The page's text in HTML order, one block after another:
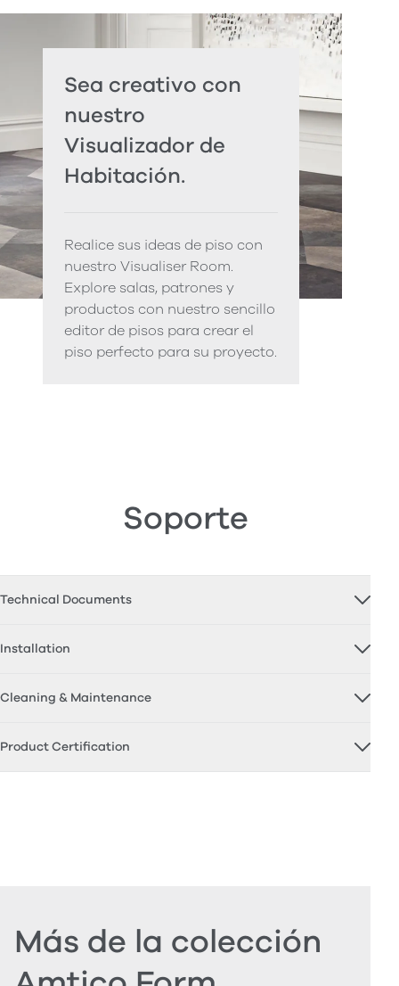
Sea creativo con
nuestro
Visualizador de
Habitación.
Realice sus ideas de piso con
nuestro Visualiser Room.
Explore salas, patrones y
productos con nuestro sencillo
editor de pisos para crear el
piso perfecto para su proyecto.
Soporte
Technical Documents
Installation
Cleaning & Maintenance
Product Certification
Más de la colección